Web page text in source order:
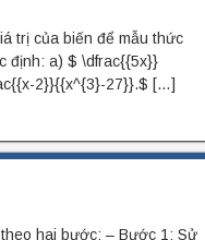
trị của biến để mẫu thức
định: a) $ \dfrac{{5x}}
2}}{{x^{3}-27}}.$ […]
hai bước: – Bước 1: Sử